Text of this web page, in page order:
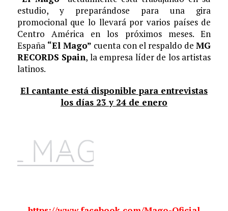
estudio, y preparándose para una gira
promocional que lo llevará por varios países de
Centro América en los próximos meses. En
España “El Mago” cuenta con el respaldo deMG
RECORDS Spain, la empresa líder de los artistas
latinos.
El cantante está disponible para entrevistas
los días 23 y 24 de enero